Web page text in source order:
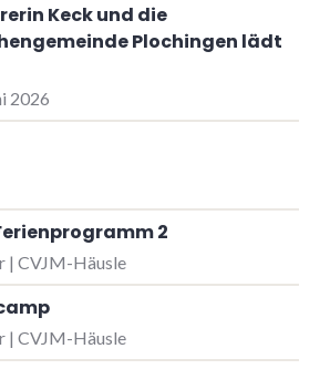
Keck und die
Plochingen lädt
2026
2
| CVJM-Häusle
| CVJM-Häusle